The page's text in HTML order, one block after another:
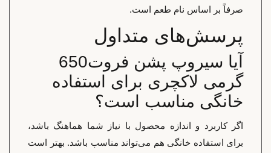
صرفاً بر اساس نام طعم است.
پرسش‌های متداول
آیا سیروپ پشن فروت650
گرمی لاکچری برای استفاده
خانگی مناسب است؟
اگر کاربرد و اندازه محصول با نیاز شما هماهنگ باشد،
برای استفاده خانگی هم می‌تواند مناسب باشد. بهتر است